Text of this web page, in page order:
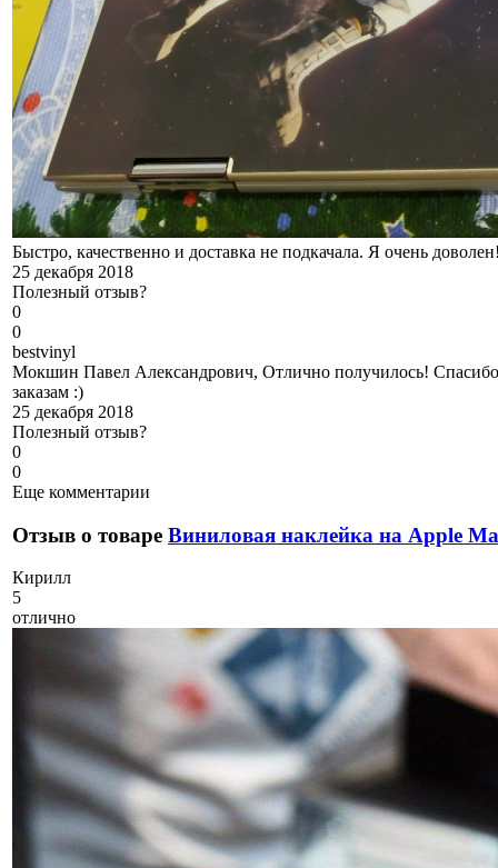
Быстро, качественно и доставка не подкачала. Я очень
25 декабря 2018
Полезный отзыв?
0
0
bestvinyl
Мокшин Павел Александрович, Отлично получилось!
заказам :)
25 декабря 2018
Полезный отзыв?
0
0
Еще комментарии
Отзыв о товаре Виниловая наклейка на Apple
Кирилл
5
отлично